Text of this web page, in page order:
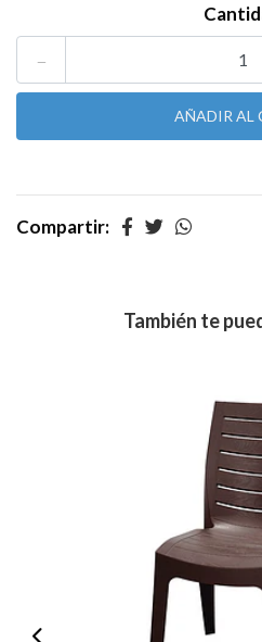
-
Compartir:
También te